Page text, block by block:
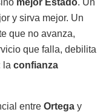
y sirva mejor. Un
que no avanza,
que falla, debilita
la confianza
entre Ortega y